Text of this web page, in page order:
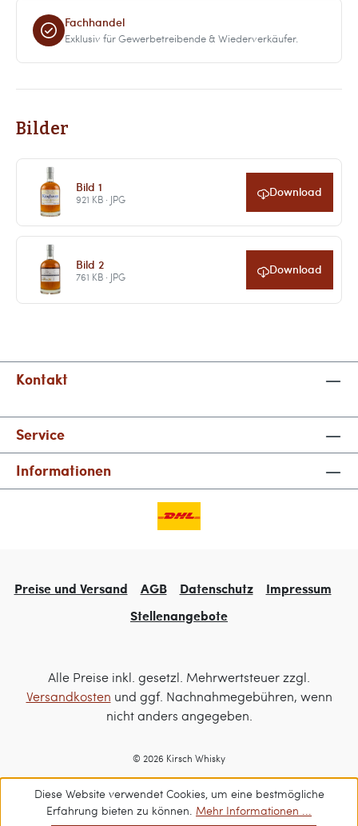
Fachhandel
Exklusiv für Gewerbetreibende & Wiederverkäufer.
Bilder
Bild 1
921 KB · JPG Download
Bild 2
761 KB · JPG Download
Kontakt
Service
Informationen
Preise und Versand AGB Datenschutz
Impressum
Stellenangebote
Alle Preise inkl. gesetzl. Mehrwertsteuer zzgl.
Versandkosten und ggf. Nachnahmegebühren, wenn
nicht anders angegeben.
© 2026 Kirsch Whisky
Diese Website verwendet Cookies, um eine bestmögliche
Erfahrung bieten zu können. Mehr Informationen ...